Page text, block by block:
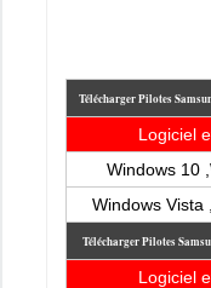
Télécharger Pilotes
Logiciel
Windows 10
Windows Vista
Télécharger Pilotes
Logiciel